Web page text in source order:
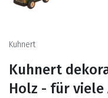
Kuhnert
Kuhnert
Holz - für viele